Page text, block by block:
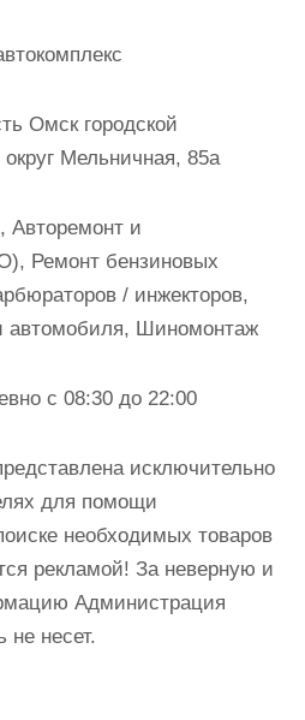
Омск городской
Мельничная, 85а
Авторемонт и
Ремонт бензиновых
/ инжекторов,
автомобиля, Шиномонтаж
с 08:30 до 22:00
исключительно
для помощи
необходимых товаров
рекламой! За неверную и
Администрация
не несет.